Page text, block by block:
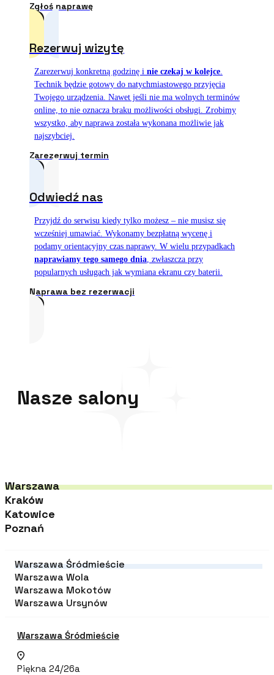
Zgłoś naprawę
Rezerwuj wizytę
Zarezerwuj konkretną godzinę i nie czekaj w kolejce.
Technik będzie gotowy do natychmiastowego przyjęcia
Twojego urządzenia. Nawet jeśli nie ma wolnych terminów
online, to nie oznacza braku możliwości obsługi. Zrobimy
wszystko, aby naprawa została wykonana możliwie jak
najszybciej.
Zarezerwuj termin
Odwiedź nas
Przyjdź do serwisu kiedy tylko możesz – nie musisz się
wcześniej umawiać. Wykonamy bezpłatną wycenę i
podamy orientacyjny czas naprawy. W wielu przypadkach
naprawiamy tego samego dnia, zwłaszcza przy
popularnych usługach jak wymiana ekranu czy baterii.
Naprawa bez rezerwacji
Nasze salony
Warszawa
Kraków
Katowice
Poznań
Warszawa Śródmieście
Warszawa Wola
Warszawa Mokotów
Warszawa Ursynów
Warszawa Śródmieście
Piękna 24/26a